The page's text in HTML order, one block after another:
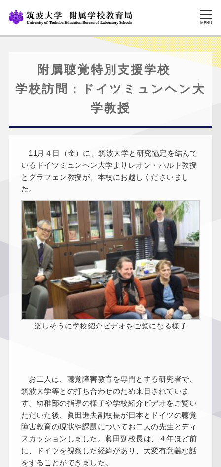
MENU
附属聴覚特別支援学校
学校訪問：ドイツミュンヘン大
学教授
11月４日（金）に、筑波大学と研究協定を結んで
いるドイツミュンヘン大学よりレオン・ハルト教授
とグラフェン教授が、本校にお越しくださいまし
た。
楽しそうに学校紹介ビデオをご覧になる様子
お二人は、聴覚障害教育を専門とする研究者で、
筑波大学等との打ち合わせのため来日されていま
す。幼稚部の指導の様子や学校紹介ビデオをご覧い
ただいた後、眞田進夫副校長が日本とドイツの聴覚
障害教育の現状や課題についてお二人の先生とディ
スカッションしました。眞田副校長は、４年ほど前
に、ドイツを視察した経緯があり、大変有意義な話
をすることができました。